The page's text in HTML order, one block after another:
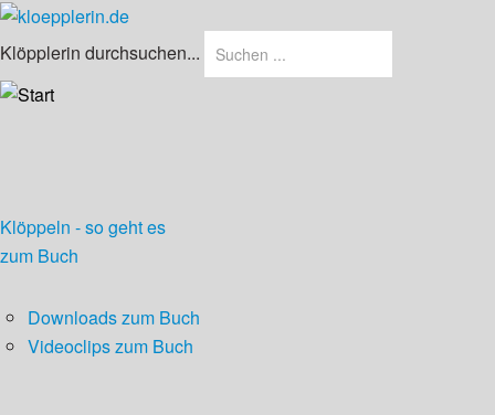
Klöpplerin durchsuchen...
Klöppeln - so geht es
zum Buch
Downloads zum Buch
Videoclips zum Buch